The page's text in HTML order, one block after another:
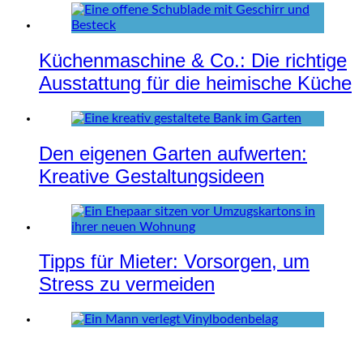
Küchenmaschine & Co.: Die richtige
Ausstattung für die heimische Küche
Den eigenen Garten aufwerten:
Kreative Gestaltungsideen
Tipps für Mieter: Vorsorgen, um
Stress zu vermeiden